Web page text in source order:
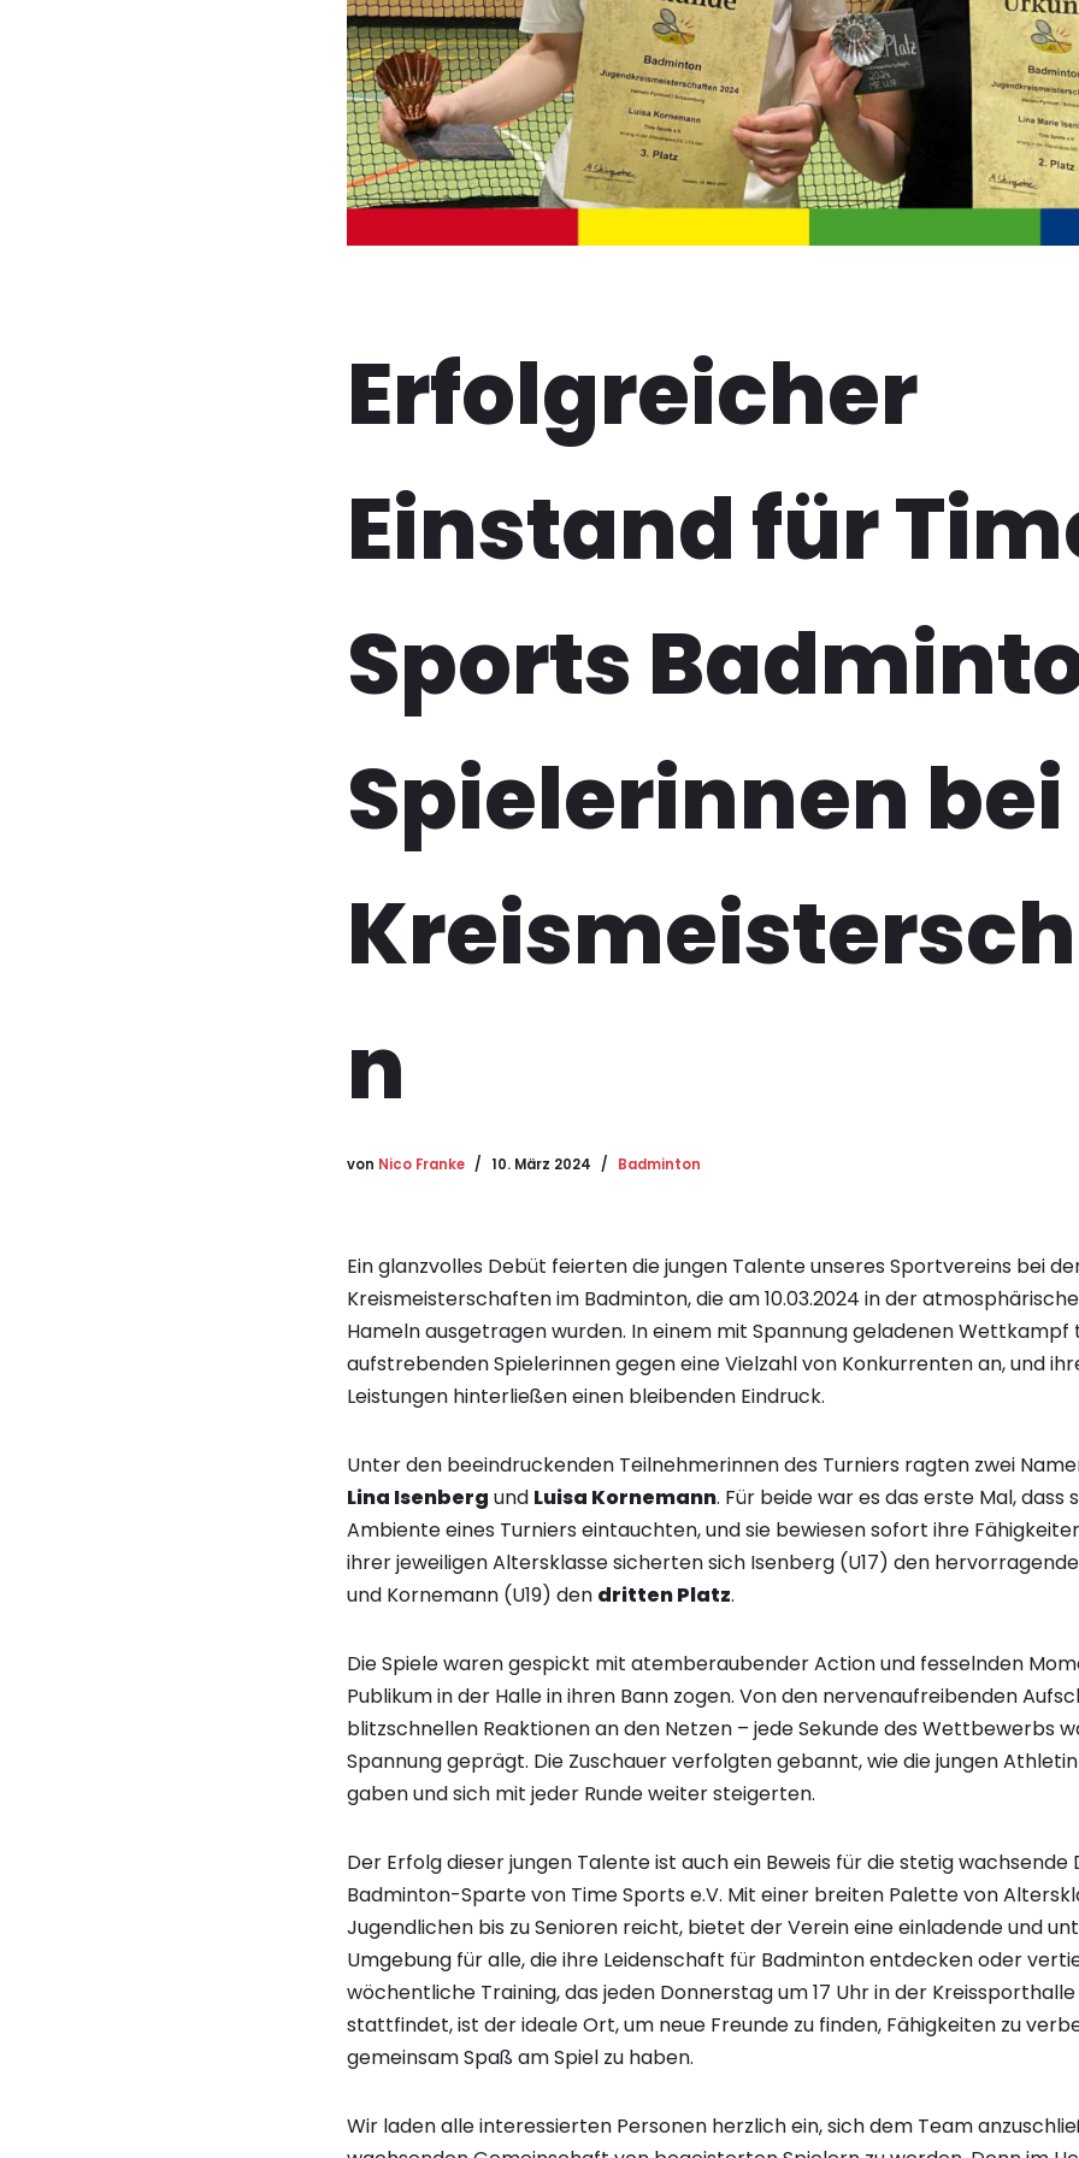
Erfolgreicher
Einstand für
Sports
Spielerinnen
n
von Nico Franke 10. März 2024 Badminton
Ein glanzvolles Debüt feierten die jungen Talente unseres Sportvereins bei
Kreismeisterschaften im Badminton, die am 10.03.2024 in der
Hameln ausgetragen wurden. In einem mit Spannung geladenen
aufstrebenden Spielerinnen gegen eine Vielzahl von Konkurrenten an, und
Leistungen hinterließen einen bleibenden Eindruck.
Unter den beeindruckenden Teilnehmerinnen des Turniers ragten zwei
Lina Isenberg und Luisa Kornemann. Für beide war es das erste Mal, dass
Ambiente eines Turniers eintauchten, und sie bewiesen sofort ihre
ihrer jeweiligen Altersklasse sicherten sich Isenberg (U17) den
und Kornemann (U19) den dritten Platz.
Die Spiele waren gespickt mit atemberaubender Action und fesselnden
Publikum in der Halle in ihren Bann zogen. Von den nervenaufreibenden
blitzschnellen Reaktionen an den Netzen – jede Sekunde des Wettbewerbs
Spannung geprägt. Die Zuschauer verfolgten gebannt, wie die jungen
gaben und sich mit jeder Runde weiter steigerten.
Der Erfolg dieser jungen Talente ist auch ein Beweis für die stetig wachsende
Badminton-Sparte von Time Sports e.V. Mit einer breiten Palette von
Jugendlichen bis zu Senioren reicht, bietet der Verein eine einladende und
Umgebung für alle, die ihre Leidenschaft für Badminton entdecken oder
wöchentliche Training, das jeden Donnerstag um 17 Uhr in der
stattfindet, ist der ideale Ort, um neue Freunde zu finden, Fähigkeiten zu
gemeinsam Spaß am Spiel zu haben.
Wir laden alle interessierten Personen herzlich ein, sich dem Team